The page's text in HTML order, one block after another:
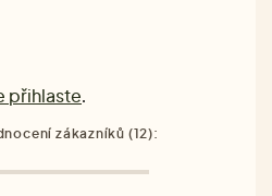
přihlaste.
zákazníků (12):